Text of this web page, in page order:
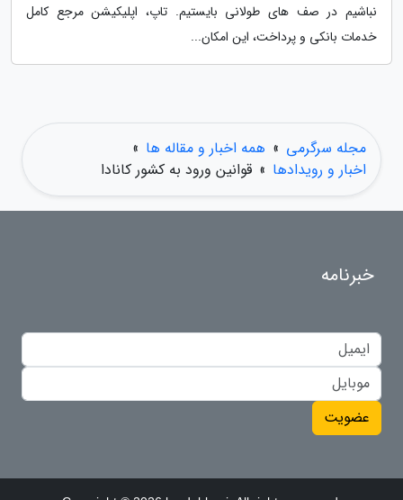
نباشیم در صف های طولانی بایستیم. تاپ، اپلیکیشن مرجع کامل
خدمات بانکی و پرداخت، این امکان...
مجله سرگرمی » همه اخبار و مقاله ها »
اخبار و رویدادها » قوانین ورود به کشور کانادا
خبرنامه
عضویت